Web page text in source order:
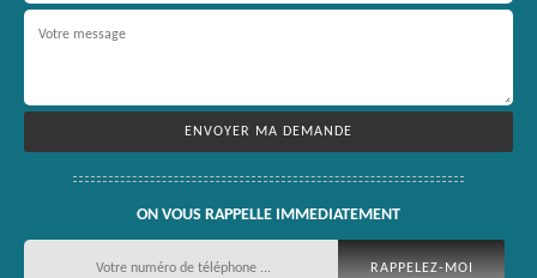
ON VOUS RAPPELLE IMMEDIATEMENT